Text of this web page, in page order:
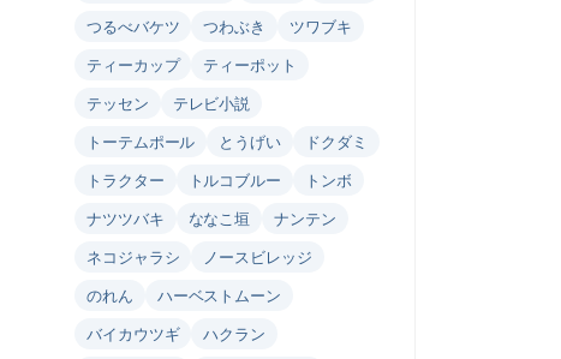
つるべバケツ
つわぶき
ツワブキ
ティーカップ
ティーポット
テッセン
テレビ小説
トーテムポール
とうげい
ドクダミ
トラクター
トルコブルー
トンボ
ナツツバキ
ななこ垣
ナンテン
ネコジャラシ
ノースビレッジ
のれん
ハーベストムーン
バイカウツギ
ハクラン